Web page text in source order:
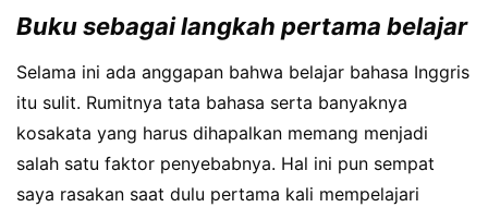
Buku sebagai langkah pertama belajar
Selama ini ada anggapan bahwa belajar bahasa Inggris
itu sulit. Rumitnya tata bahasa serta banyaknya
kosakata yang harus dihapalkan memang menjadi
salah satu faktor penyebabnya. Hal ini pun sempat
saya rasakan saat dulu pertama kali mempelajari